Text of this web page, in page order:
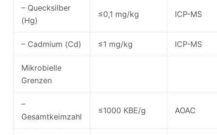
– Quecksilber
(Hg)
≤0,1 mg/kg ICP-MS
– Cadmium (Cd) ≤1 mg/kg ICP-MS
Mikrobielle
Grenzen
–
Gesamtkeimzahl
≤1000 KBE/g AOAC